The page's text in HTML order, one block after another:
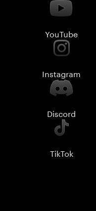
YouTube
Instagram
Discord
TikTok